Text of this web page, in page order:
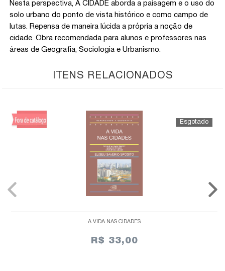
Nesta perspectiva, A CIDADE aborda a paisagem e o uso do
solo urbano do ponto de vista histórico e como campo de
lutas. Repensa de maneira lúcida a própria a noção de
cidade. Obra recomendada para alunos e professores nas
áreas de Geografia, Sociologia e Urbanismo.
ITENS RELACIONADOS
A VIDA NAS CIDADES
R$ 33,00